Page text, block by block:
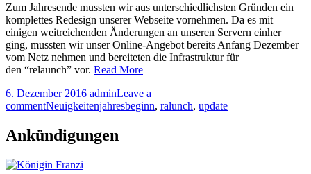
Zum Jahresende mussten wir aus unterschiedlichsten Gründen ein
komplettes Redesign unserer Webseite vornehmen. Da es mit
einigen weitreichenden Änderungen an unseren Servern einher
ging, mussten wir unser Online-Angebot bereits Anfang Dezember
vom Netz nehmen und bereiteten die Infrastruktur für
den “relaunch” vor. Read More
6. Dezember 2016 adminLeave a
commentNeuigkeitenjahresbeginn, ralunch, update
Ankündigungen